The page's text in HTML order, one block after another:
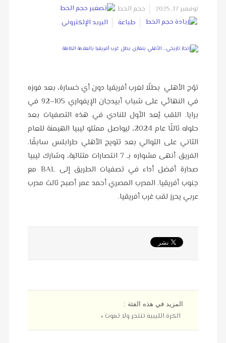
نوفمبر 17, 2025
حجم الخط
طباعة
البريد الإلكتروني
توّج الأهلي بطلًا لغرب أفريقيا دون أي خسارة، بعد فوزه
في النهائي على شباب أبيدجان الإيفواري 105–92 في
برايا. اللقب يُعد الأول للنادي في هذه التصفيات بعد
حلوله ثالثًا عام 2024، ليواصل ممثلو ليبيا الهيمنة للعام
الثاني على التوالي بعد تتويج الأهلي طرابلس سابقًا.
الفريق أنهى مشواره بـ 7 انتصارات متتالية، وشارك ليبيا
صدارة أفضل أداء في تصفيات الطريق إلى BAL مع
جنوب أفريقيا. المدرب المصري أحمد عمر أصبح ثالث مدرب
عربي يحرز لقب غرب أفريقيا.
المزيد في هذه الفئة :
الكرة الليبية تنتحر ولا تموت »